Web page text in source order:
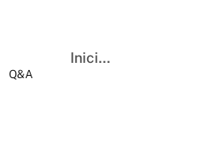
Iniciar sesión
Q&A